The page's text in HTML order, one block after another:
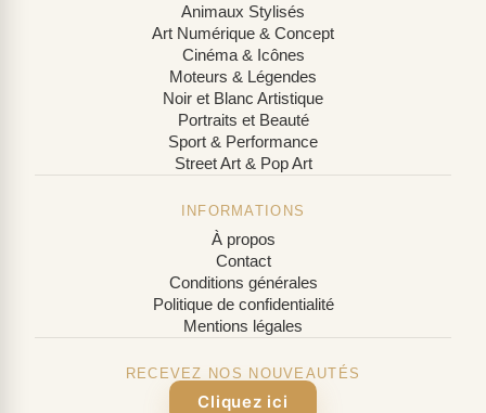
Animaux Stylisés
Art Numérique & Concept
Cinéma & Icônes
Moteurs & Légendes
Noir et Blanc Artistique
Portraits et Beauté
Sport & Performance
Street Art & Pop Art
INFORMATIONS
À propos
Contact
Conditions générales
Politique de confidentialité
Mentions légales
RECEVEZ NOS NOUVEAUTÉS
Cliquez ici